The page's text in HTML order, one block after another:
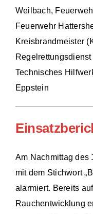
Weilbach,
Feuerwehr
Kreisbrandmeister
Technisches
Eppstein
Am Nachmittag des
mit dem Stichwort
alarmiert. Bereits
Rauchentwicklung